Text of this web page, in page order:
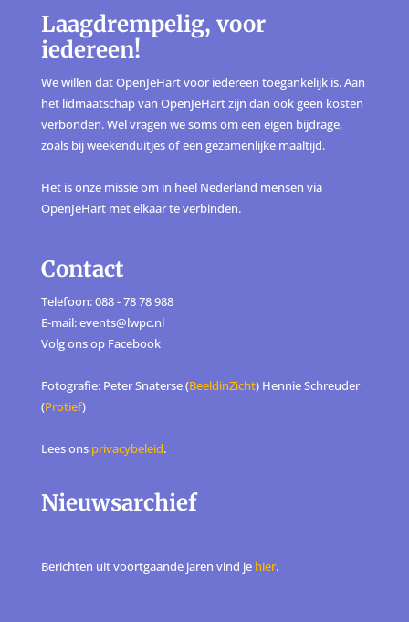
Laagdrempelig, voor
iedereen!
We willen dat OpenJeHart voor iedereen toegankelijk is. Aan
het lidmaatschap van OpenJeHart zijn dan ook geen kosten
verbonden. Wel vragen we soms om een eigen bijdrage,
zoals bij weekenduitjes of een gezamenlijke maaltijd.
Het is onze missie om in heel Nederland mensen via
OpenJeHart met elkaar te verbinden.
Contact
Telefoon: 088 - 78 78 988
E-mail: events@lwpc.nl
Volg ons op Facebook
Fotografie: Peter Snaterse (BeeldinZicht) Hennie Schreuder
(Protief)
Lees ons privacybeleid.
Nieuwsarchief
Berichten uit voortgaande jaren vind je hier.